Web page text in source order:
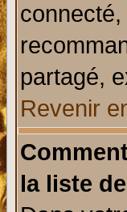
partagé,
Revenir
la liste